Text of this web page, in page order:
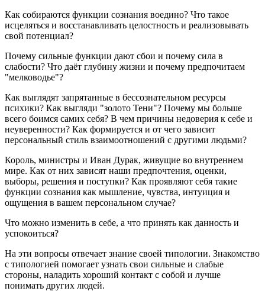
Как собираются функции сознания воедино? Что такое
исцеляться и восстанавливать целостность и реализовывать
свой потенциал?
Почему сильные функции дают сбои и почему сила в
слабости? Что даёт глубину жизни и почему предпочитаем
"мелководье"?
Как выглядят запрятанные в бессознательном ресурсы
психики? Как выгляди "золото Тени"? Почему мы больше
всего боимся самих себя? В чем причины недоверия к себе и
неуверенности? Как формируется и от чего зависит
персональный стиль взаимоотношений с другими людьми?
Король, министры и Иван Дурак, живущие во внутреннем
мире. Как от них зависят наши предпочтения, оценки,
выборы, решения и поступки? Как проявляют себя такие
функции сознания как мышление, чувства, интуиция и
ощущения в вашем персональном случае?
Что можно изменить в себе, а что принять как данность и
успокоиться?
На эти вопросы отвечает знание своей типологии. Знакомство
с типологией помогает узнать свои сильные и слабые
стороны, наладить хороший контакт с собой и лучше
понимать других людей.